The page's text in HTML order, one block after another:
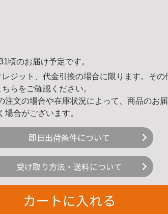
頃のお届け予定です。
ジット、代金引換の場合に限ります。その
ちら をご確認ください。
注文の場合や在庫状況によって、商品のお
場合がございます。
即日出荷条件について
受け取り方法・送料について
カートに入れる